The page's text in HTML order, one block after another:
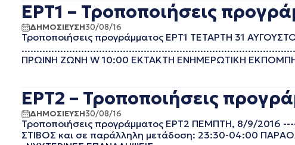
ΙΟΥΛΙΟΣ 2022
ΜΑΙΟΣ 2022
ΑΠΡΙΛΙΟΣ 2022
ΜΑΡΤΙΟΣ 2022
ΙΑΝΟΥΑΡΙΟΣ 2022
ΔΕΚΕΜΒΡΙΟΣ 2021
ΝΟΕΜΒΡΙΟΣ 2021
ΟΚΤΩΒΡΙΟΣ 2021
ΕΡΤ1 – Τροποποιήσεις
ΔΗΜΟΣΙΕΥΣΗ30/08/16
Τροποποιήσεις προγράμματος ΕΡΤ1 ΤΕΤΑΡΤΗ 31
ΠΡΩΙΝΗ ΖΩΝΗ W 10:00 ΕΚΤΑΚΤΗ ΕΝΗΜΕΡΩΤΙΚΗ
ΕΡΤ2 – Τροποποιήσεις
ΔΗΜΟΣΙΕΥΣΗ30/08/16
Τροποποιήσεις προγράμματος ΕΡΤ2 ΠΕΜΠΤΗ, 8/9/2016
ΣΤΙΒΟΣ και σε παράλληλη μετάδοση: 23:30-04:00